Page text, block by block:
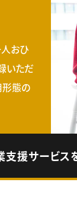
人おひ
いただ
形態の
援サービス